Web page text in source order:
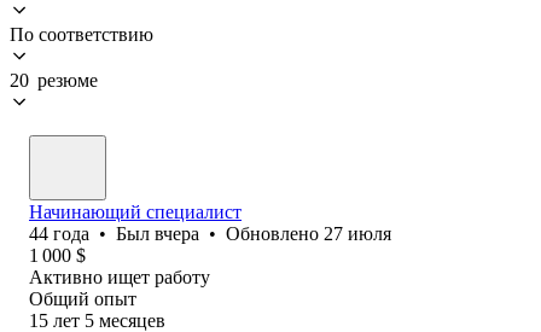
По соответствию
20 резюме
Начинающий специалист
44 года • Был вчера • Обновлено 27 июля
1 000 $
Активно ищет работу
Общий опыт
15 лет 5 месяцев